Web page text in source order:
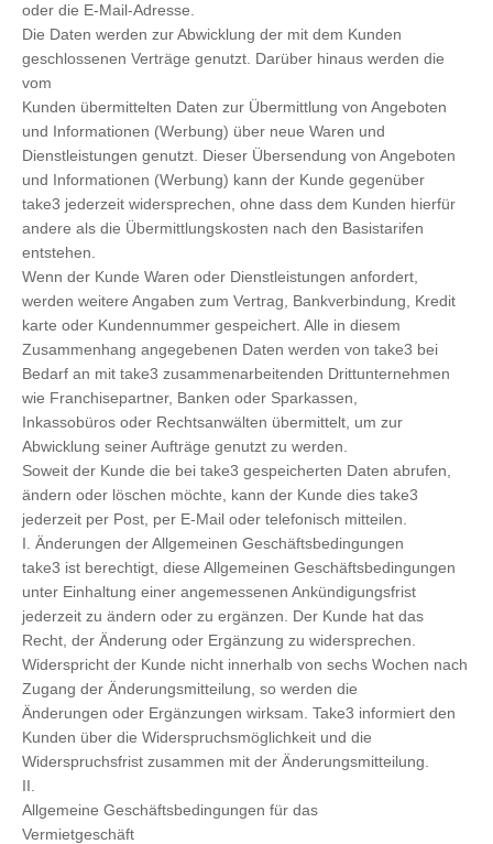
oder die E-Mail-Adresse.
Die Daten werden zur Abwicklung der mit dem Kunden
geschlossenen Verträge genutzt. Darüber hinaus werden die
vom
Kunden übermittelten Daten zur Übermittlung von Angeboten
und Informationen (Werbung) über neue Waren und
Dienstleistungen genutzt. Dieser Übersendung von Angeboten
und Informationen (Werbung) kann der Kunde gegenüber
take3 jederzeit widersprechen, ohne dass dem Kunden hierfür
andere als die Übermittlungskosten nach den Basistarifen
entstehen.
Wenn der Kunde Waren oder Dienstleistungen anfordert,
werden weitere Angaben zum Vertrag, Bankverbindung, Kredit
karte oder Kundennummer gespeichert. Alle in diesem
Zusammenhang angegebenen Daten werden von take3 bei
Bedarf an mit take3 zusammenarbeitenden Drittunternehmen
wie Franchisepartner, Banken oder Sparkassen,
Inkassobüros oder Rechtsanwälten übermittelt, um zur
Abwicklung seiner Aufträge genutzt zu werden.
Soweit der Kunde die bei take3 gespeicherten Daten abrufen,
ändern oder löschen möchte, kann der Kunde dies take3
jederzeit per Post, per E-Mail oder telefonisch mitteilen.
I. Änderungen der Allgemeinen Geschäftsbedingungen
take3 ist berechtigt, diese Allgemeinen Geschäftsbedingungen
unter Einhaltung einer angemessenen Ankündigungsfrist
jederzeit zu ändern oder zu ergänzen. Der Kunde hat das
Recht, der Änderung oder Ergänzung zu widersprechen.
Widerspricht der Kunde nicht innerhalb von sechs Wochen nach
Zugang der Änderungsmitteilung, so werden die
Änderungen oder Ergänzungen wirksam. Take3 informiert den
Kunden über die Widerspruchsmöglichkeit und die
Widerspruchsfrist zusammen mit der Änderungsmitteilung.
II.
Allgemeine Geschäftsbedingungen für das
Vermietgeschäft